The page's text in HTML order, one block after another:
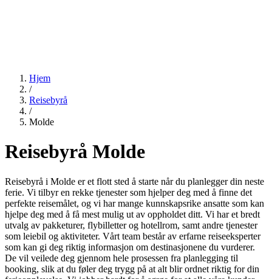
Hjem
/
Reisebyrå
/
Molde
Reisebyrå Molde
Reisebyrå i Molde er et flott sted å starte når du planlegger din neste
ferie. Vi tilbyr en rekke tjenester som hjelper deg med å finne det
perfekte reisemålet, og vi har mange kunnskapsrike ansatte som kan
hjelpe deg med å få mest mulig ut av oppholdet ditt. Vi har et bredt
utvalg av pakketurer, flybilletter og hotellrom, samt andre tjenester
som leiebil og aktiviteter. Vårt team består av erfarne reiseeksperter
som kan gi deg riktig informasjon om destinasjonene du vurderer.
De vil veilede deg gjennom hele prosessen fra planlegging til
booking, slik at du føler deg trygg på at alt blir ordnet riktig for din